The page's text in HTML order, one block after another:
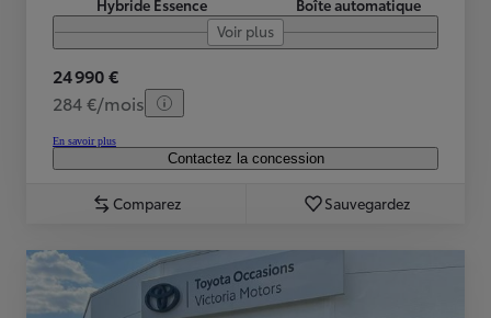
Hybride Essence
Boîte automatique
Voir plus
24 990 €
284 €/mois
En savoir plus
Contactez la concession
Comparez Sauvegardez